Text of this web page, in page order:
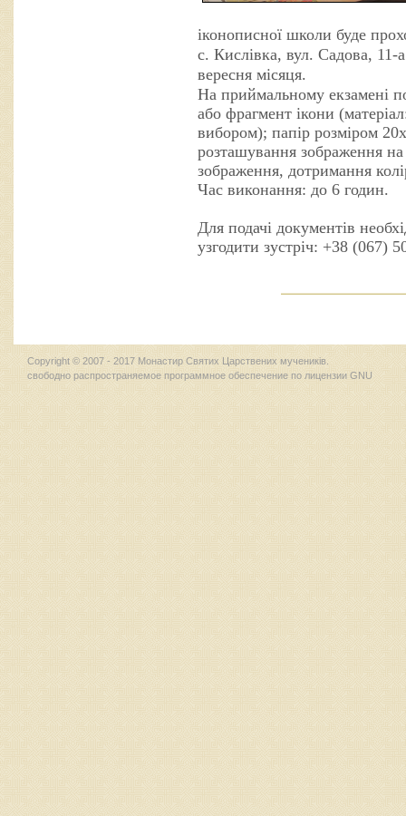
іконописної школи буде
с. Кислівка, вул. Садова, 11-
вересня місяця.
На приймальному екзамені
або фрагмент ікони
вибором); папір розміром
розташування зображення
зображення, дотримання
Час виконання: до 6 годин.
Для подачі документів
узгодити зустріч: +38 (067)
Copyright © 2007 - 2017 Монастир Святих Царствених мучеників.
свободно распространяемое программное обеспечение по лицензии GNU